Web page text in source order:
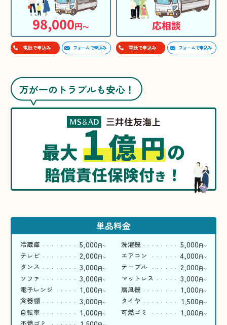
98,000円〜
電話で申込み フォームで申込み
応相談
電話で申込み フォームで申込み
万が一のトラブルも安心！
最大1億円の
賠償責任保険付き ！
単品料金
冷蔵庫 5,000円〜 洗濯機 5,000円〜
テレビ 2,000円〜 エアコン 4,000円〜
タンス 3,000円〜 テーブル 2,000円〜
ソファ 3,000円〜 マットレス 3,000円〜
電子レンジ 1,000円〜 扇風機 1,000円〜
食器棚 3,000円〜 タイヤ 1,500円〜
自転車 1,000円〜 可燃ゴミ 1,000円〜